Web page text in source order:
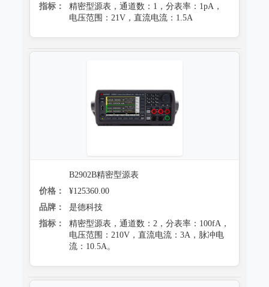
指标：
精密型源表，通道数：1，分表率：1pA，
电压范围：21V，直流电流：1.5A
B2902B精密型源表
价格：
¥125360.00
品牌：
是德科技
指标：
精密型源表，通道数：2，分表率：100fA，
电压范围：210V，直流电流：3A，脉冲电
流：10.5A。